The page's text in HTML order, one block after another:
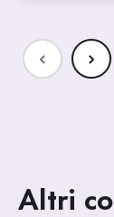
Altri